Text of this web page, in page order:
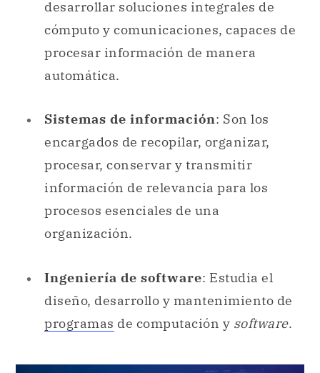
Sistemas de información: Son los
encargados de recopilar, organizar,
procesar, conservar y transmitir
procesos esenciales de una
organización.
Ingeniería de software: Estudia el
diseño, desarrollo y mantenimiento de
programasde computación y